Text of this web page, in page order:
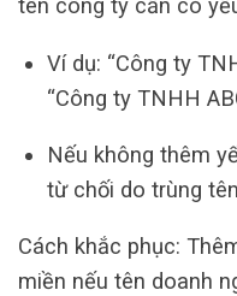
tên công ty cần có
Ví dụ: “Công ty
“Công ty TNHH
Nếu không thêm
từ chối do trùng
Cách khắc phục:
miền nếu tên doanh